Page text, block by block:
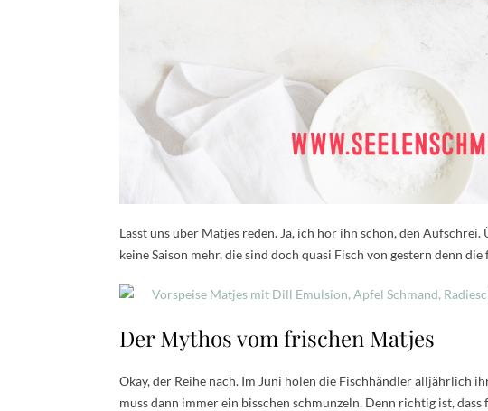
Lasst uns über Matjes reden. Ja, ich hör ihn schon, den
keine Saison mehr, die sind doch quasi Fisch von gestern denn
Der Mythos vom frischen Matjes
Okay, der Reihe nach. Im Juni holen die Fischhändler alljährlich
muss dann immer ein bisschen schmunzeln. Denn richtig ist,